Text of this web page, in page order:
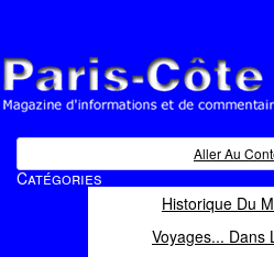
Magazine d'informations et de
Aller Au
Catégories
Historique Du
Voyages... Dans